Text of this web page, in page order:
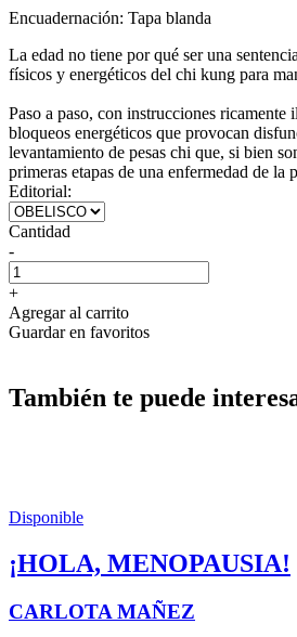
Encuadernación: Tapa blanda
La edad no tiene por qué ser una
físicos y energéticos del chi kung para
Paso a paso, con instrucciones
bloqueos energéticos que provocan
levantamiento de pesas chi que, si bien
primeras etapas de una enfermedad de la
Editorial:
Cantidad
-
+
Agregar al carrito
Guardar en favoritos
También te puede
Disponible
¡HOLA, MENOPAUSIA!
CARLOTA MAÑEZ